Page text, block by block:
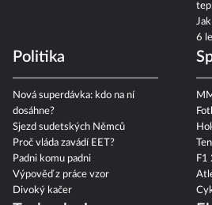
6
Politika
Nová superdávka: kdo na ní
dosáhne?
Sjezd sudetských Němců
Proč vláda zavádí EET?
Padni komu padni
Výpověď z práce vzor
Divoký kačer
F1